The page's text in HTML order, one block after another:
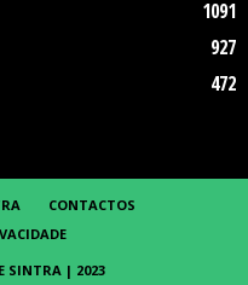
1091
927
472
CONTACTOS
SINTRA | 2023